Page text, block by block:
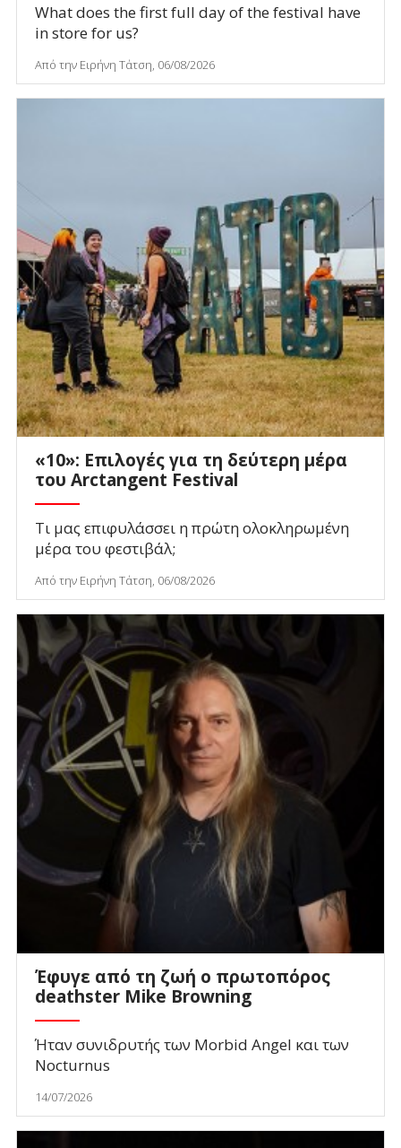
What does the first full day of the festival have
in store for us?
Από την Ειρήνη Τάτση, 06/08/2026
«10»: Επιλογές για τη δεύτερη μέρα
του Arctangent Festival
Τι μας επιφυλάσσει η πρώτη ολοκληρωμένη
μέρα του φεστιβάλ;
Από την Ειρήνη Τάτση, 06/08/2026
Έφυγε από τη ζωή ο πρωτοπόρος
deathster Mike Browning
Ήταν συνιδρυτής των Morbid Angel και των
Nocturnus
14/07/2026